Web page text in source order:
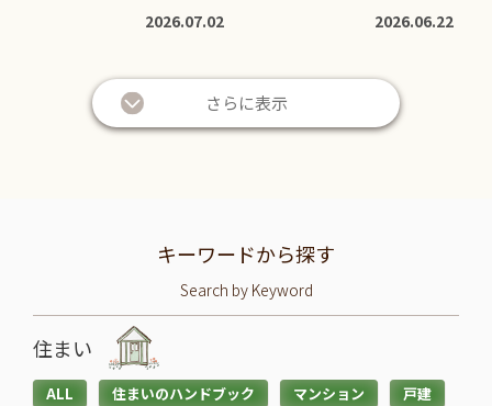
2026.07.02 2026.06.22
さらに表示
キーワードから探す
Search by Keyword
住まい
ALL 住まいのハンドブック マンション
戸建